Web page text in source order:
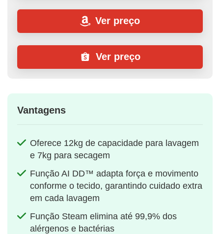
Ver preço
Ver preço
Vantagens
Oferece 12kg de capacidade para lavagem
e 7kg para secagem
Função AI DD™ adapta força e movimento
conforme o tecido, garantindo cuidado extra
em cada lavagem
Função Steam elimina até 99,9% dos
alérgenos e bactérias